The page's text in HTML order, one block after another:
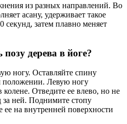
из разных направлений. Во
асану, удерживает такое
секунд, затем плавно меняет
дерева в йоге?
ногу. Оставляйте спину
положении. Левую ногу
колене. Отведите ее влево, но не
за ней. Поднимите стопу
на внутренней поверхности